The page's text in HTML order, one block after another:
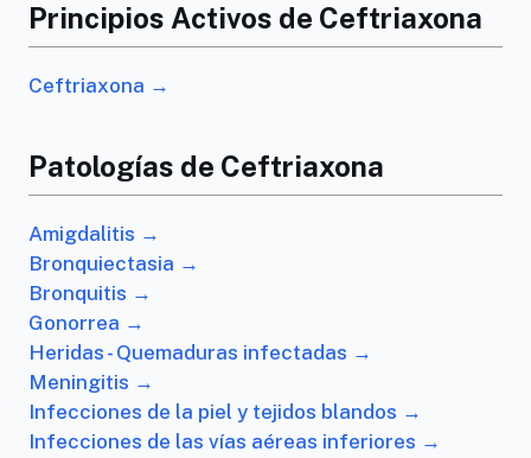
Principios Activos de Ceftriaxona
Ceftriaxona →
Patologías de Ceftriaxona
Amigdalitis →
Bronquiectasia →
Bronquitis →
Gonorrea →
Heridas - Quemaduras infectadas →
Meningitis →
Infecciones de la piel y tejidos blandos →
Infecciones de las vías aéreas inferiores →